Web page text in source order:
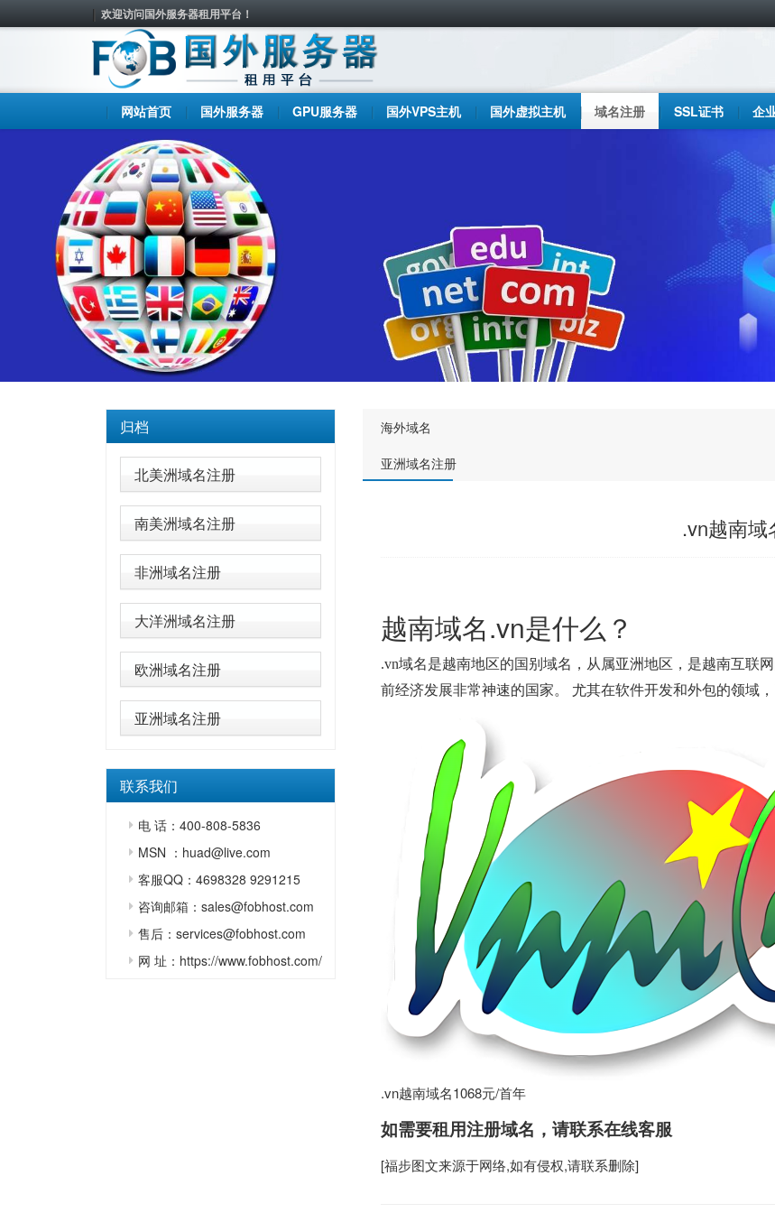
欢迎访问国外服务器租用平台！
网站首页 国外服务器 GPU服务器 国外VPS主机 国外虚拟主机 域名注册 SSL证书 企
归档
北美洲域名注册
南美洲域名注册
非洲域名注册
大洋洲域名注册
欧洲域名注册
亚洲域名注册
联系我们
电 话：400-808-5836
MSN ：huad@live.com
客服QQ：4698328 9291215
咨询邮箱：sales@fobhost.com
售后：services@fobhost.com
网 址：https://www.fobhost.com/
海外域名
亚洲域名注册
.vn越南域
越南域名.vn是什么？
.vn域名是越南地区的国别域名，从属亚洲地区，是越南互联
前经济发展非常神速的国家。 尤其在软件开发和外包的领域
.vn越南域名1068元/首年
如需要租用注册域名 ，请联系在线客服
[福步图文来源于网络,如有侵权,请联系删除]